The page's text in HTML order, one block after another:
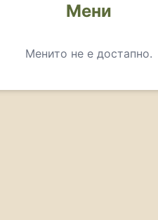
Мени
Менито не е достапно.